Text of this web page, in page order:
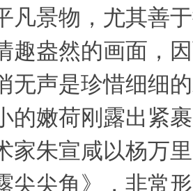
凡景物，尤其善
趣盎然的画面，
无声是珍惜细细
的嫩荷刚露出紧
家朱宣咸以杨万
尖尖角》，非常